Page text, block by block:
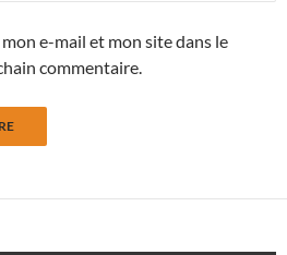
e-mail et mon site dans le
commentaire.